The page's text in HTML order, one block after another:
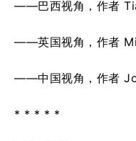
——巴西视角，作者
——英国视角，作者
——中国视角，作者
* * * * *